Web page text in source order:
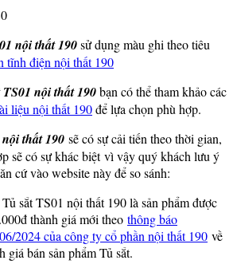
nội thất 190sử dụng màu ghi theo tiêu
tĩnh điện nội thất 190
TS01 nội thất 190bạn có thể tham khảo các
liệu nội thất 190để lựa chọn phù hợp.
thất 190 sẽ có sự cải tiến theo thời gian,
sẽ có sự khác biệt vì vậy quý khách lưu ý
cứ vào website này để so sánh:
sắt TS01 nội thất 190 là sản phẩm được
thành giá mới theo thông báo
2024 của công ty cổ phần nội thất 190 về
bán sản phẩm Tủ sắt.